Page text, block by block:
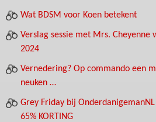
Wat BDSM voor Koen betekent
Verslag sessie met Mrs. Cheyenne
2024
Vernedering? Op commando een
neuken …
Grey Friday bij
65% KORTING